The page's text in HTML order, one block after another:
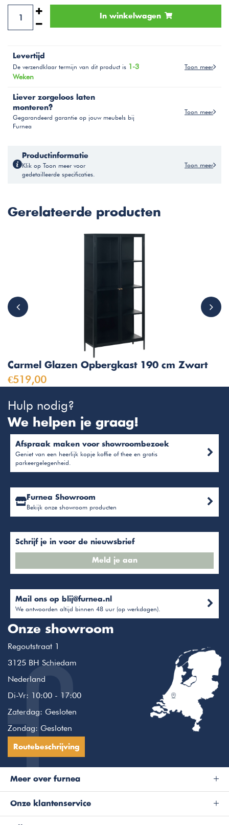
In winkelwagen
Levertijd
De verzendklaar termijn van dit product is 1-3
Weken
Toon meer
Liever zorgeloos laten
monteren?
Gegarandeerd garantie op jouw meubels bij
Furnea
Toon meer
Productinformatie
Klik op Toon meer voor
gedetailleerde specificaties.
Toon meer
Gerelateerde producten
Carmel Glazen Opbergkast 190 cm Zwart
€519,00
Hulp nodig?
We helpen je graag!
Afspraak maken voor showroombezoek
Geniet van een heerlijk kopje koffie of thee en gratis
parkeergelegenheid.
Furnea Showroom
Bekijk onze showroom producten
Schrijf je in voor de nieuwsbrief
Meld je aan
Mail ons op blij@furnea.nl
We antwoorden altijd binnen 48 uur (op werkdagen).
Onze showroom
Regoutstraat 1
3125 BH Schiedam
Nederland
Di-Vr: 10:00 - 17:00
Zaterdag: Gesloten
Zondag: Gesloten
Routebeschrijving
Meer over furnea
Onze klantenservice